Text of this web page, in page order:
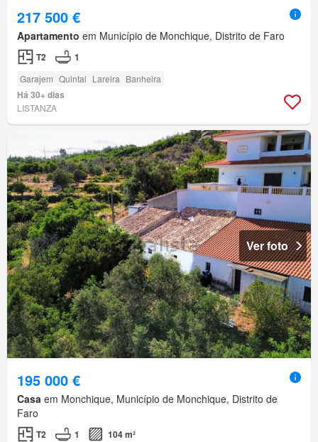
217 500 €
Apartamento em Município de Monchique, Distrito de Faro
T2 1
Garajem Quintal Lareira Banheira
Há 30+ dias
LISTANZA
Ver foto
195 000 €
Casa em Monchique, Município de Monchique, Distrito de
Faro
T2 1
104 m²